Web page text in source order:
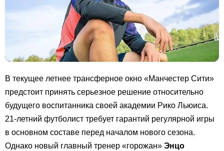
В текущее летнее трансферное окно «Манчестер Сити»
предстоит принять серьезное решение относительно
будущего воспитанника своей академии Рико Льюиса.
21-летний футболист требует гарантий регулярной игры
в основном составе перед началом нового сезона.
Однако новый главный тренер «горожан» Энцо